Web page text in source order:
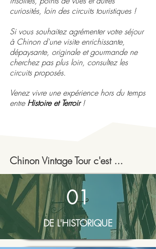
curiosités, loin des circuits touristiques !
Si vous souhaitez agrémenter votre séjour
à Chinon d'une visite enrichissante,
dépaysante, originale et gourmande ne
cherchez pas plus loin, consultez les
circuits proposés.
Venez vivre une expérience hors du temps
entre Histoire et Terroir!
Chinon Vintage Tour c'est ...
01
DE L'HISTORIQUE